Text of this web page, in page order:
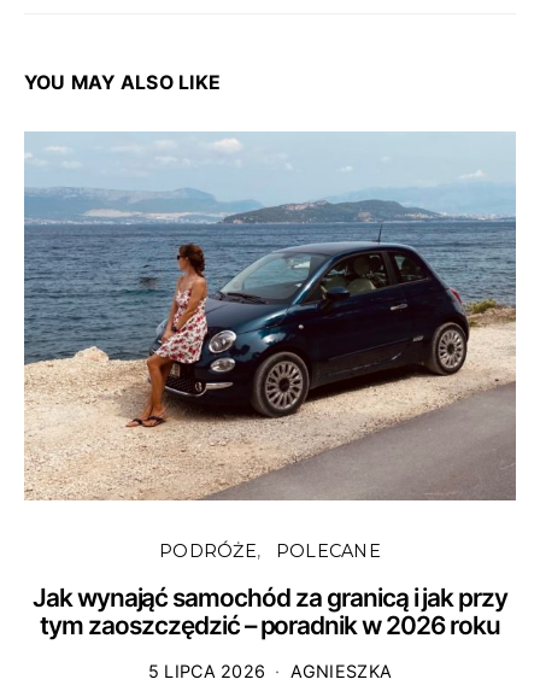
YOU MAY ALSO LIKE
PODRÓŻE POLECANE
Jak wynająć samochód za granicą i jak przy
tym zaoszczędzić – poradnik w 2026 roku
5 LIPCA 2026 AGNIESZKA